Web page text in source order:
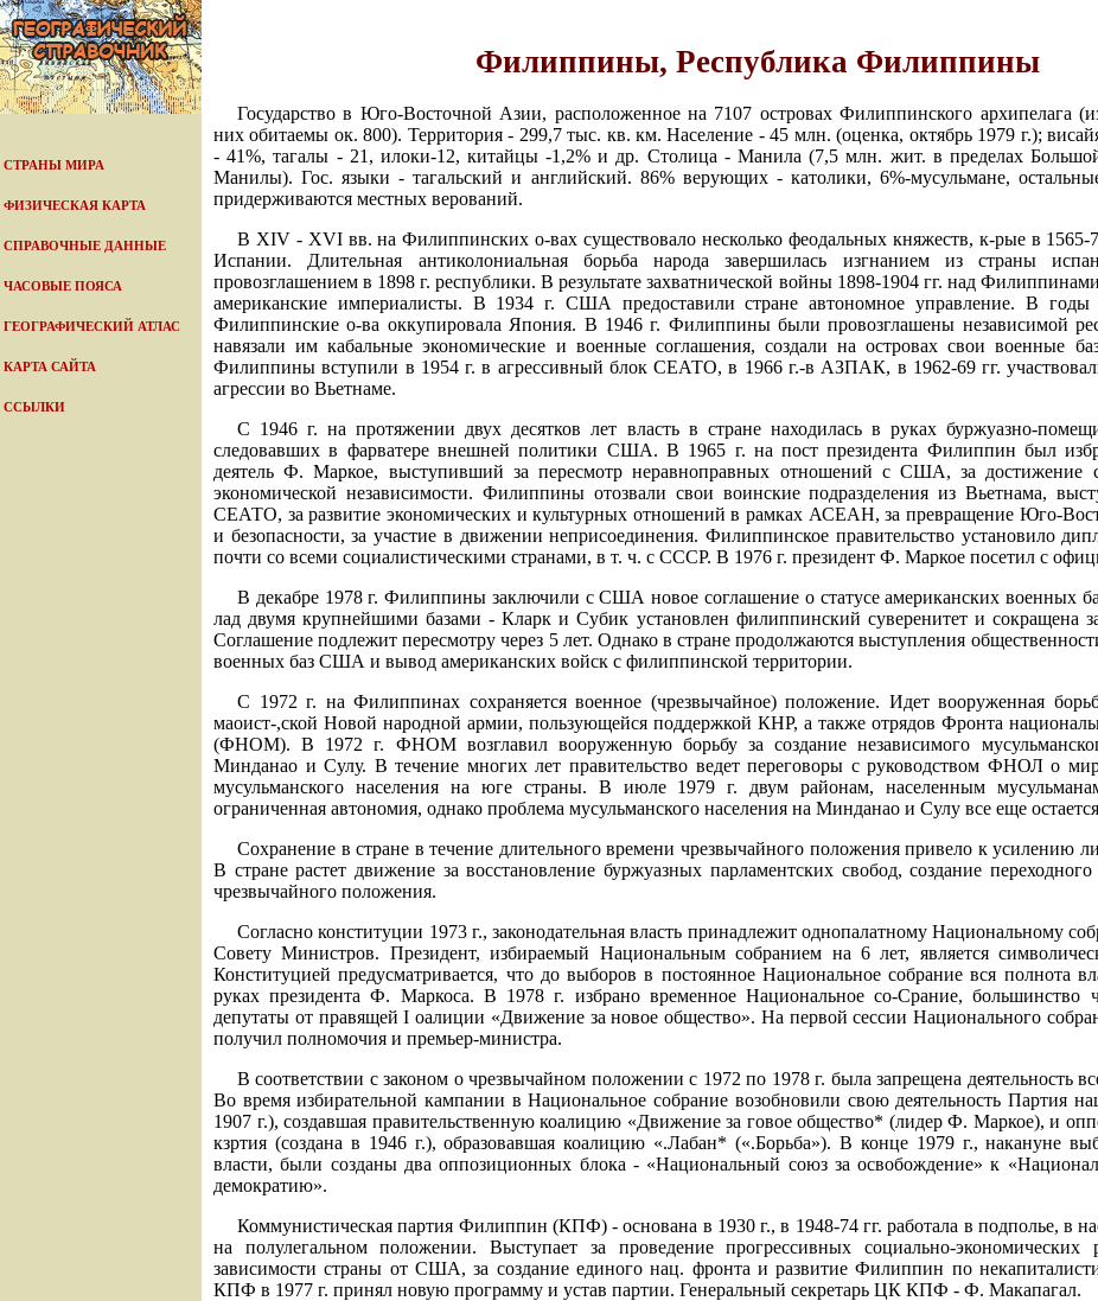
СТРАНЫ МИРА
ФИЗИЧЕСКАЯ КАРТА
СПРАВОЧНЫЕ ДАННЫЕ
ЧАСОВЫЕ ПОЯСА
ГЕОГРАФИЧЕСКИЙ АТЛАС
КАРТА САЙТА
ССЫЛКИ
Филиппины, Республика Филиппины
Государство в Юго-Восточной Азии, расположенное на 7107 островах Филиппинского архипелага
них обитаемы ок. 800). Территория - 299,7 тыс. кв. км. Население - 45 млн. (оценка, октябрь 1979 г.);
- 41%, тагалы - 21, илоки-12, китайцы -1,2% и др. Столица - Манила (7,5 млн. жит. в пределах
Манилы). Гос. языки - тагальский и английский. 86% верующих - католики, 6%-мусульмане,
придерживаются местных верований.
В XIV - XVI вв. на Филиппинских о-вах существовало несколько феодальных княжеств, к-рые в 1565-
Испании. Длительная антиколониальная борьба народа завершилась изгнанием из страны
провозглашением в 1898 г. республики. В результате захватнической войны 1898-1904 гг. над
американские империалисты. В 1934 г. США предоставили стране автономное управление. В
Филиппинские о-ва оккупировала Япония. В 1946 г. Филиппины были провозглашены независимой
навязали им кабальные экономические и военные соглашения, создали на островах свои
Филиппины вступили в 1954 г. в агрессивный блок СЕАТО, в 1966 г.-в АЗПАК, в 1962-69 гг.
агрессии во Вьетнаме.
С 1946 г. на протяжении двух десятков лет власть в стране находилась в руках буржуазно-
следовавших в фарватере внешней политики США. В 1965 г. на пост президента Филиппин был
деятель Ф. Маркое, выступивший за пересмотр неравноправных отношений с США, за достижение
экономической независимости. Филиппины отозвали свои воинские подразделения из Вьетнама,
СЕАТО, за развитие экономических и культурных отношений в рамках АСЕАН, за превращение Юго-
и безопасности, за участие в движении неприсоединения. Филиппинское правительство установило
почти со всеми социалистическими странами, в т. ч. с СССР. В 1976 г. президент Ф. Маркое посетил с
В декабре 1978 г. Филиппины заключили с США новое соглашение о статусе американских военных
лад двумя крупнейшими базами - Кларк и Субик установлен филиппинский суверенитет и сокращена
Соглашение подлежит пересмотру через 5 лет. Однако в стране продолжаются выступления
военных баз США и вывод американских войск с филиппинской территории.
С 1972 г. на Филиппинах сохраняется военное (чрезвычайное) положение. Идет вооруженная
маоист-,ской Новой народной армии, пользующейся поддержкой КНР, а также отрядов Фронта
(ФНОМ). В 1972 г. ФНОМ возглавил вооруженную борьбу за создание независимого
Минданао и Сулу. В течение многих лет правительство ведет переговоры с руководством ФНОЛ о
мусульманского населения на юге страны. В июле 1979 г. двум районам, населенным
ограниченная автономия, однако проблема мусульманского населения на Минданао и Сулу все еще
Сохранение в стране в течение длительного времени чрезвычайного положения привело к усилению
В стране растет движение за восстановление буржуазных парламентских свобод, создание
чрезвычайного положения.
Согласно конституции 1973 г., законодательная власть принадлежит однопалатному Национальному
Совету Министров. Президент, избираемый Национальным собранием на 6 лет, является
Конституцией предусматривается, что до выборов в постоянное Национальное собрание вся полнота
руках президента Ф. Маркоса. В 1978 г. избрано временное Национальное со-Срание, большинство
депутаты от правящей I оалиции «Движение за новое общество». На первой сессии Национального
получил полномочия и премьер-министра.
В соответствии с законом о чрезвычайном положении с 1972 по 1978 г. была запрещена деятельность
Во время избирательной кампании в Национальное собрание возобновили свою деятельность Партия
1907 г.), создавшая правительственную коалицию «Движение за говое общество* (лидер Ф. Маркое), и
кзртия (создана в 1946 г.), образовавшая коалицию «.Лабан* («.Борьба»). В конце 1979 г., накануне
власти, были созданы два оппозиционных блока - «Национальный союз за освобождение» к
демократию».
Коммунистическая партия Филиппин (КПФ) - основана в 1930 г., в 1948-74 гг. работала в подполье, в
на полулегальном положении. Выступает за проведение прогрессивных социально-
зависимости страны от США, за создание единого нац. фронта и развитие Филиппин по
КПФ в 1977 г. принял новую программу и устав партии. Генеральный секретарь ЦК КПФ - Ф. Макапагал.